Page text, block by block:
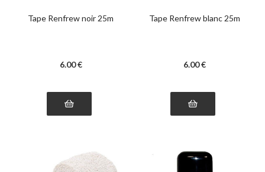
Tape Renfrew noir 25m
6.00 €
Tape Renfrew blanc 25m
6.00 €